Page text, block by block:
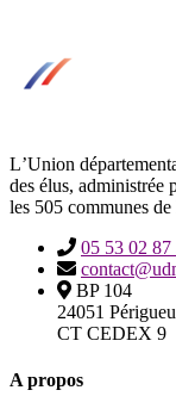
LʼUnion
des élus, administrée
les 505 communes
05 53 02 87
BP 104
24051
CT CEDEX 9
A propos